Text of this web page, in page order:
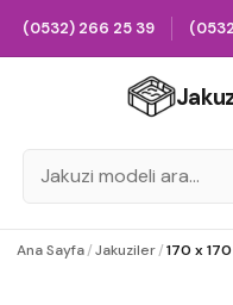
(0532) 266 25 39
Ana Sayfa/Jakuziler/170 x